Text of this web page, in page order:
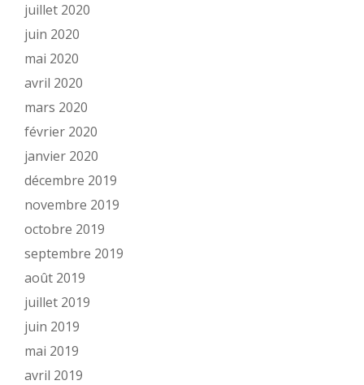
juillet 2020
juin 2020
mai 2020
avril 2020
mars 2020
février 2020
janvier 2020
décembre 2019
novembre 2019
octobre 2019
septembre 2019
août 2019
juillet 2019
juin 2019
mai 2019
avril 2019